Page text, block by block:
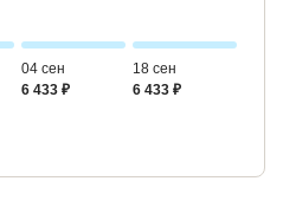
04 сен
6 433 ₽
18 сен
6 433 ₽